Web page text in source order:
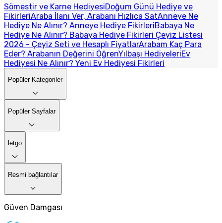
Sömestir ve Karne HediyesiDoğum Günü Hediye ve
FikirleriAraba İlanı Ver, Arabanı Hızlıca SatAnneye Ne
Hediye Ne Alınır? Anneye Hediye FikirleriBabaya Ne
Hediye Ne Alınır? Babaya Hediye Fikirleri Çeyiz Listesi
2026 - Çeyiz Seti ve Hesaplı FiyatlarArabam Kaç Para
Eder? Arabanın Değerini ÖğrenYılbaşı HediyeleriEv
Hediyesi Ne Alınır? Yeni Ev Hediyesi Fikirleri
Popüler Kategoriler
Popüler Sayfalar
letgo
Resmi bağlantılar
Güven Damgası